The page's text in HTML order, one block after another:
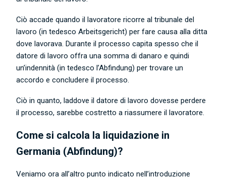
Ciò accade quando il lavoratore ricorre al tribunale del
lavoro (in tedesco Arbeitsgericht) per fare causa alla ditta
dove lavorava. Durante il processo capita spesso che il
datore di lavoro offra una somma di danaro e quindi
un’indennità (in tedesco l’Abfindung) per trovare un
accordo e concludere il processo.
Ciò in quanto, laddove il datore di lavoro dovesse perdere
il processo, sarebbe costretto a riassumere il lavoratore.
Come si calcola la liquidazione in
Germania (Abfindung)?
Veniamo ora all’altro punto indicato nell’introduzione